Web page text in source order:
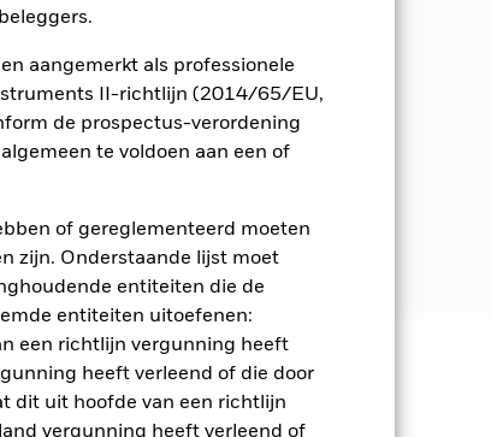
aangemerkt als professionele
II-richtlijn (2014/65/EU,
de prospectus-verordening
te voldoen aan een of
of gereglementeerd moeten
zijn. Onderstaande lijst moet
entiteiten die de
entiteiten uitoefenen:
een richtlijn vergunning heeft
heeft verleend of die door
dit uit hoofde van een richtlijn
vergunning heeft verleend of
'ESG'.
Deze kunnen obligaties,
kredietrating of geen rating
voor meer
en zijn niet